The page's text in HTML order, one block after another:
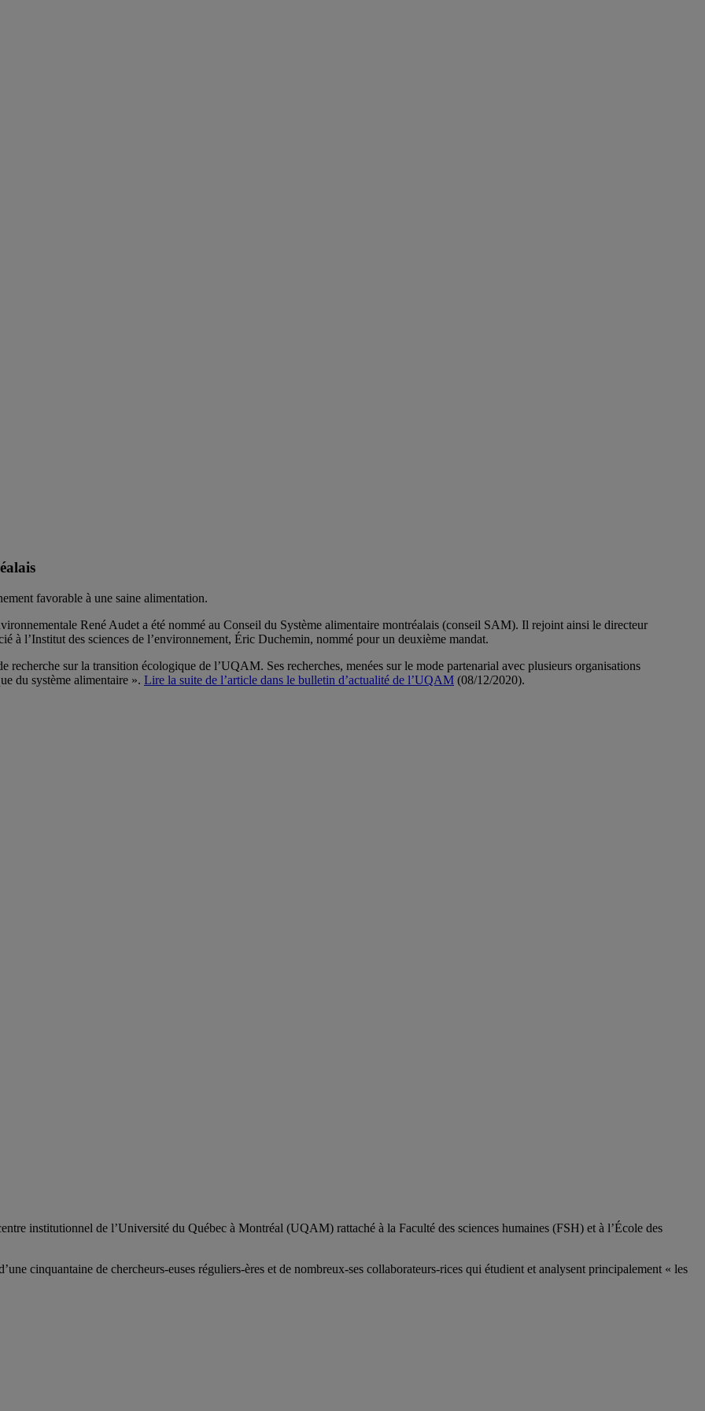
favorable à une saine alimentation.
René Audet a été nommé au Conseil du Système alimentaire montréalais (conseil SAM). Il rejoint ainsi le directeur
à l’Institut des sciences de l’environnement, Éric Duchemin, nommé pour un deuxième mandat.
sur la transition écologique de l’UQAM. Ses recherches, menées sur le mode partenarial avec plusieurs organisations
du système alimentaire ». Lire la suite de l’article dans le bulletin d’actualité de l’UQAM (08/12/2020).
institutionnel de l’Université du Québec à Montréal (UQAM) rattaché à la Faculté des sciences humaines (FSH) et à l’École des
une cinquantaine de chercheurs-euses réguliers-ères et de nombreux-ses collaborateurs-rices qui étudient et analysent principalement « les